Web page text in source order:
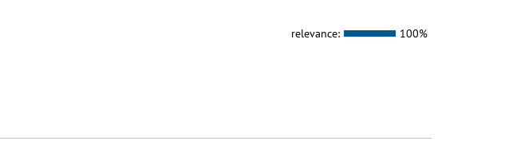
relevance: 100%